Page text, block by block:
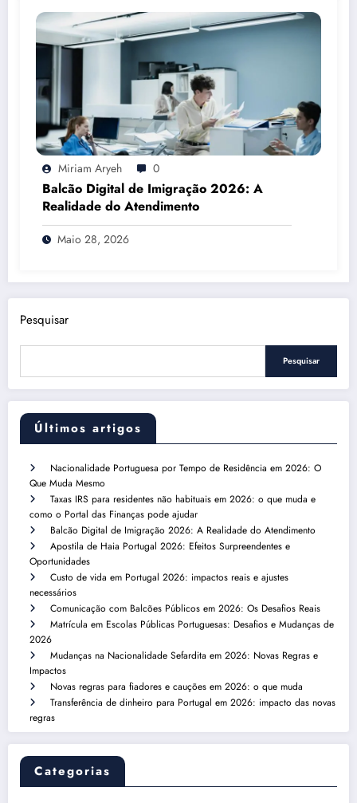
Miriam Aryeh 0
Balcão Digital de Imigração 2026: A
Realidade do Atendimento
Maio 28, 2026
Pesquisar
Pesquisar
Últimos artigos
Nacionalidade Portuguesa por Tempo de Residência em 2026: O
Que Muda Mesmo
Taxas IRS para residentes não habituais em 2026: o que muda e
como o Portal das Finanças pode ajudar
Balcão Digital de Imigração 2026: A Realidade do Atendimento
Apostila de Haia Portugal 2026: Efeitos Surpreendentes e
Oportunidades
Custo de vida em Portugal 2026: impactos reais e ajustes
necessários
Comunicação com Balcões Públicos em 2026: Os Desafios Reais
Matrícula em Escolas Públicas Portuguesas: Desafios e Mudanças de
2026
Mudanças na Nacionalidade Sefardita em 2026: Novas Regras e
Impactos
Novas regras para fiadores e cauções em 2026: o que muda
Transferência de dinheiro para Portugal em 2026: impacto das novas
regras
Categorias